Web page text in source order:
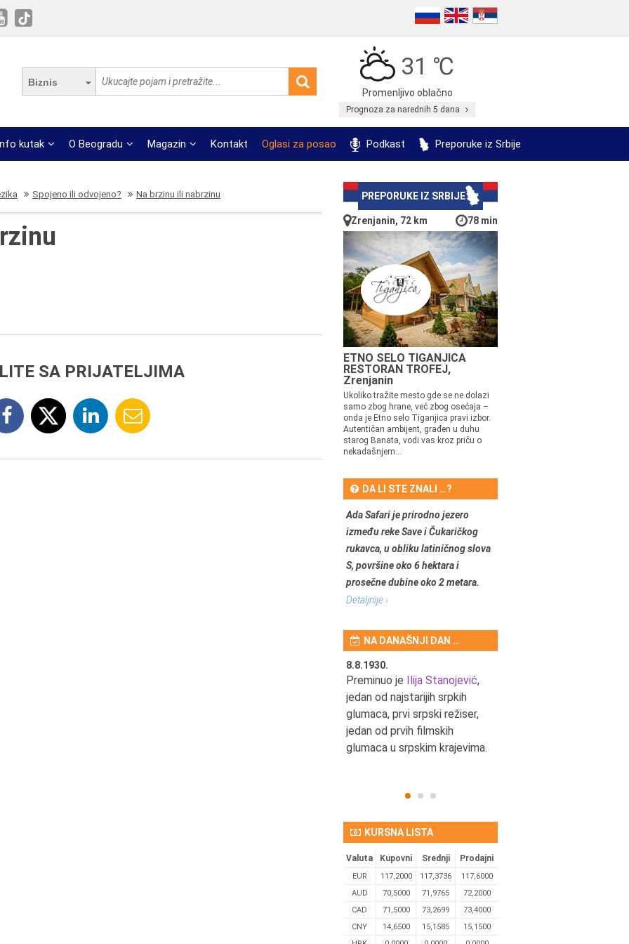
Biznis
31 ℃
Promenljivo oblačno
Prognoza za narednih 5 dana
kutak O Beogradu Magazin Kontakt Oglasi za posao Podkast Preporuke iz Srbije
Spojeno ili odvojeno? Na brzinu ili nabrzinu
SA PRIJATELJIMA
PREPORUKE IZ SRBIJE
Zrenjanin, 72 km 78 min
ETNO SELO TIGANJICA
RESTORAN TROFEJ,
Zrenjanin
Ukoliko tražite mesto gde se ne dolazi
samo zbog hrane, već zbog osećaja –
onda je Etno selo Tiganjica pravi izbor.
Autentičan ambijent, građen u duhu
starog Banata, vodi vas kroz priču o
nekadašnjem...
DA LI STE ZNALI …?
Ada Safari je prirodno jezero
između reke Save i Čukaričkog
rukavca, u obliku latiničnog slova
S, površine oko 6 hektara i
prosečne dubine oko 2 metara.
Detaljnije ›
NA DANAŠNJI DAN …
8.8.1930.
Preminuo je Ilija Stanojević,
jedan od najstarijih srpkih
glumaca, prvi srpski režiser,
jedan od prvih filmskih
glumaca u srpskim krajevima.
KURSNA LISTA
Valuta Kupovni Srednji Prodajni
EUR 117,2000 117,3736
117,6000
AUD
70,5000 71,9765
72,2000
CAD
71,5000 73,2699
73,4000
CNY
14,6500 15,1585
15,1500